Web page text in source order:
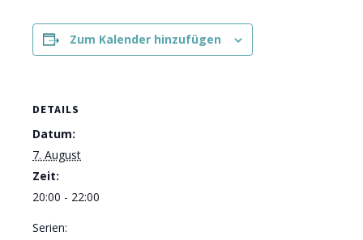
Zum Kalender hinzufügen
DETAILS
Datum:
7. August
Zeit:
20:00 - 22:00
Serien: